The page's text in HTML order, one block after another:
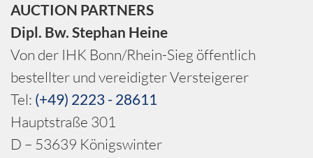
AUCTION PARTNERS
Dipl. Bw. Stephan Heine
Von der IHK Bonn/Rhein-Sieg öffentlich
bestellter und vereidigter Versteigerer
Tel: (+49) 2223 - 28611
Hauptstraße 301
D – 53639 Königswinter